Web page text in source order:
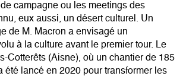
campagne ou les meetings des
eux aussi, un désert culturel. Un
de M. Macron a envisagé un
à la culture avant le premier tour. Le
Cotterêts (Aisne), où un chantier de 185
été lancé en 2020 pour transformer les